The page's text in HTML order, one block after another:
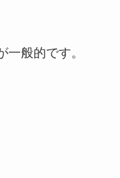
般的です。